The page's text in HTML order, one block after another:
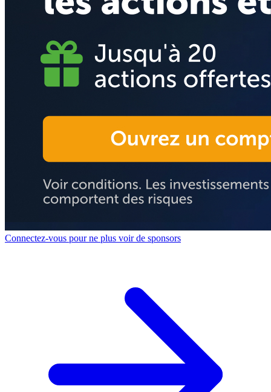
Connectez-vous pour ne plus voir de sponsors